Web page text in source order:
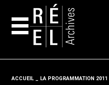
ACCUEIL LA PROGRAMMATION 2011